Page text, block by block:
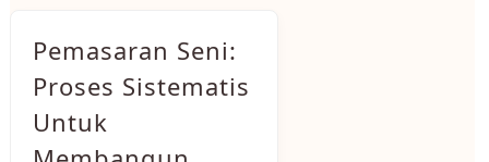
Pemasaran Seni:
Proses Sistematis
Untuk